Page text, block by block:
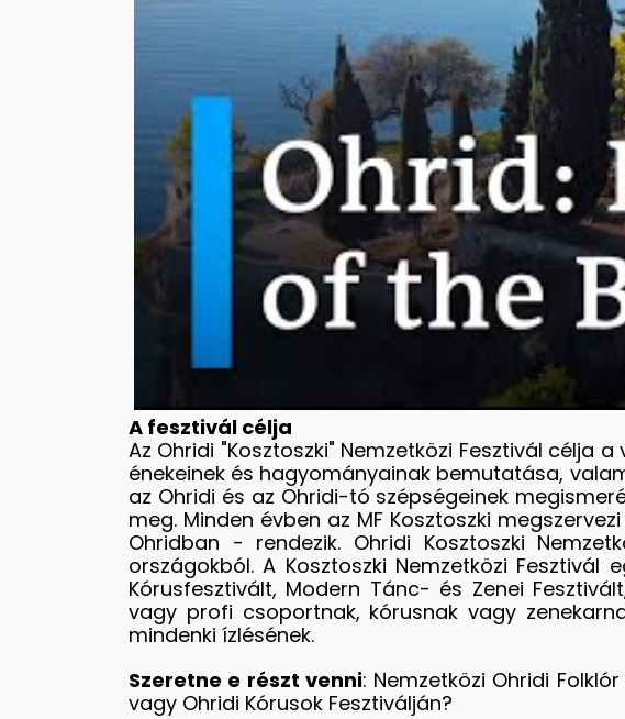
A fesztivál célja
Az Ohridi "Kosztoszki" Nemzetközi Fesztivál célja
énekeinek és hagyományainak bemutatása,
az Ohridi és az Ohridi-tó szépségeinek
meg. Minden évben az MF Kosztoszki
Ohridban - rendezik. Ohridi Kosztoszki
országokból. A Kosztoszki Nemzetközi
Kórusfesztivált, Modern Tánc- és Zenei
vagy profi csoportnak, kórusnak vagy
mindenki ízlésének.
Szeretne e részt venni: Nemzetközi Ohridi
vagy Ohridi Kórusok Fesztiválján?